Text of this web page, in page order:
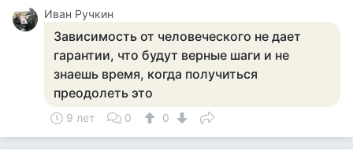
Иван Ручкин
Зависимость от человеческого не дает
гарантии, что будут верные шаги и не
знаешь время, когда получиться
преодолеть это
9 лет 0 0